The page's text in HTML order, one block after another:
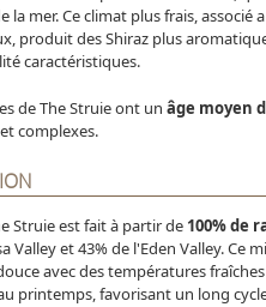
la mer. Ce climat plus frais,
produit des Shiraz plus
caractéristiques.
de The Struie ont un âge moyen
complexes​​​​.
Struie est fait à partir de 100% de
Valley et 43% de l'Eden Valley. Ce
avec des températures
printemps, favorisant un long